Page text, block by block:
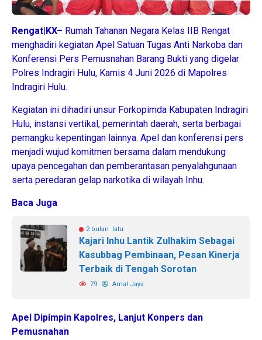
Rengat|KX– Rumah Tahanan Negara Kelas IIB Rengat
menghadiri kegiatan Apel Satuan Tugas Anti Narkoba dan
Konferensi Pers Pemusnahan Barang Bukti yang digelar
Polres Indragiri Hulu, Kamis 4 Juni 2026 di Mapolres
Indragiri Hulu.
Kegiatan ini dihadiri unsur Forkopimda Kabupaten Indragiri
Hulu, instansi vertikal, pemerintah daerah, serta berbagai
pemangku kepentingan lainnya. Apel dan konferensi pers
menjadi wujud komitmen bersama dalam mendukung
upaya pencegahan dan pemberantasan penyalahgunaan
serta peredaran gelap narkotika di wilayah Inhu.
Baca Juga
2 bulan lalu
Kajari Inhu Lantik Zulhakim Sebagai
Kasubbag Pembinaan, Pesan Kinerja
Terbaik di Tengah Sorotan
79 Amat Jaya
Apel Dipimpin Kapolres, Lanjut Konpers dan
Pemusnahan